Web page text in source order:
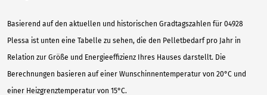
Basierend auf den aktuellen und historischen Gradtagszahlen für 04928
Plessa ist unten eine Tabelle zu sehen, die den Pelletbedarf pro Jahr in
Relation zur Größe und Energieeffizienz Ihres Hauses darstellt. Die
Berechnungen basieren auf einer Wunschinnentemperatur von 20°C und
einer Heizgrenztemperatur von 15°C.